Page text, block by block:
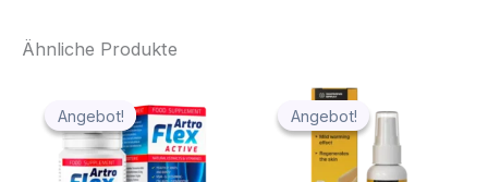
Ähnliche Produkte
Angebot!
Angebot! Angebot!
Angebot!